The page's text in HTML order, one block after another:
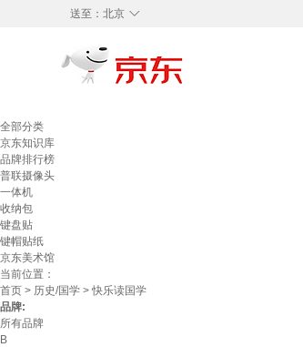
◇
送至： 北京
全部分类
京东知识库
品牌排行榜
普联摄像头
一体机
收纳包
键盘贴
键帽贴纸
京东美术馆
当前位置：
首页 > 历史/国学 > 快乐读国学
品牌:
所有品牌
B